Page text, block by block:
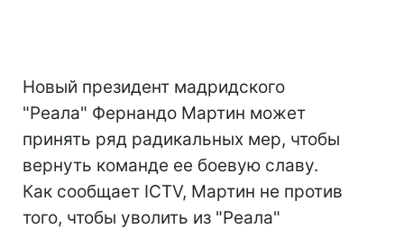
Новый президент мадридского
"Реала" Фернандо Мартин может
принять ряд радикальных мер, чтобы
вернуть команде ее боевую славу.
Как сообщает ICTV, Мартин не против
того, чтобы уволить из "Реала"